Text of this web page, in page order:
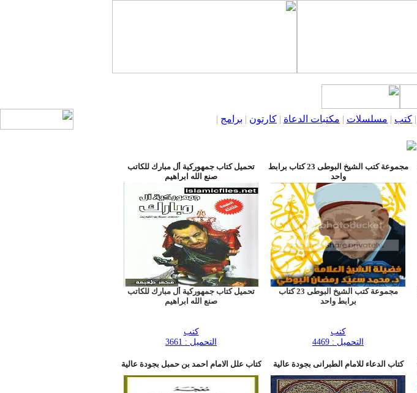
| كتب | مسلسلات | مكتبات الدعاة | كارتون | برامج |
مجموعة كتب الشيخ البوطى 23 كتاب برابط
واحد
مجموعة كتب الشيخ البوطى 23 كتاب
برابط واحد
كتب
التحميل : 4469
تحميل كتاب جمهوركية أل مبارك للكاتب
صنع الله ابراهيم
تحميل كتاب جمهوركية أل مبارك للكاتب
صنع الله ابراهيم
كتب
التحميل : 3661
كتاب الدعاء للامام الطبرانى بجودة عالية كتاب علل الامام احمد بن حمبل بجودة عالية